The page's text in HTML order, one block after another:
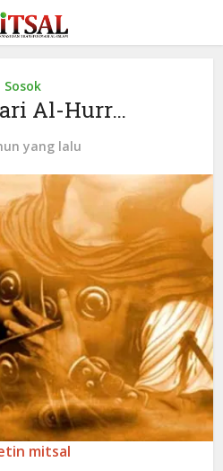
Sosok
Al-Hurr…
yang lalu
mitsal